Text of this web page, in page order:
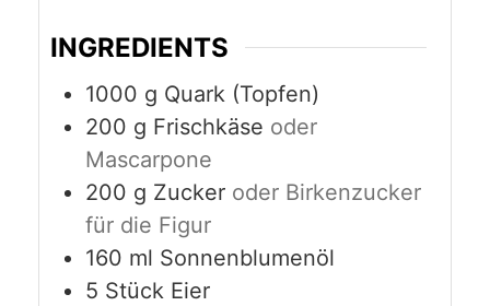
INGREDIENTS
1000 g Quark (Topfen)
200 g Frischkäse oder
Mascarpone
200 g Zucker oder Birkenzucker
für die Figur
160 ml Sonnenblumenöl
5 Stück Eier